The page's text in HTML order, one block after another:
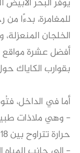
يوفر البحر
للمغامرة، بدءًا
الخلجان
أفضل عشرة مواقع
بقوارب الكاياك
أما في الداخل،
- وهي ملاذات